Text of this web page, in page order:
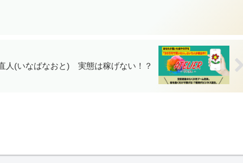
人(いなばなおと) 実態は稼げない！？